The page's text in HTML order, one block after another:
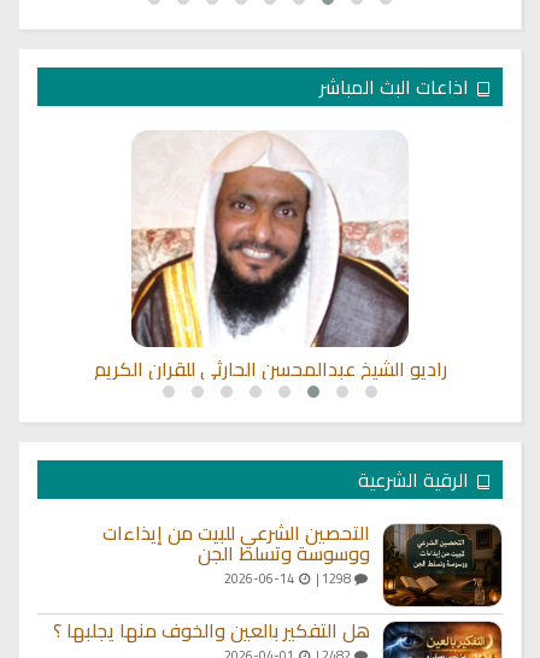
اذاعات البث المباشر
راديو الشيخ عبدالمحسن الحارثي للقران الكريم
الرقية الشرعية
التحصين الشرعي للبيت من إيذاءات
ووسوسة وتسلط الجن
1298 |
2026-06-14
هل التفكير بالعين والخوف منها يجلبها ؟